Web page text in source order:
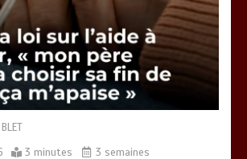
Fin de vie : l’ultime liberté…
3 minutes
3 minutes 3 semaines